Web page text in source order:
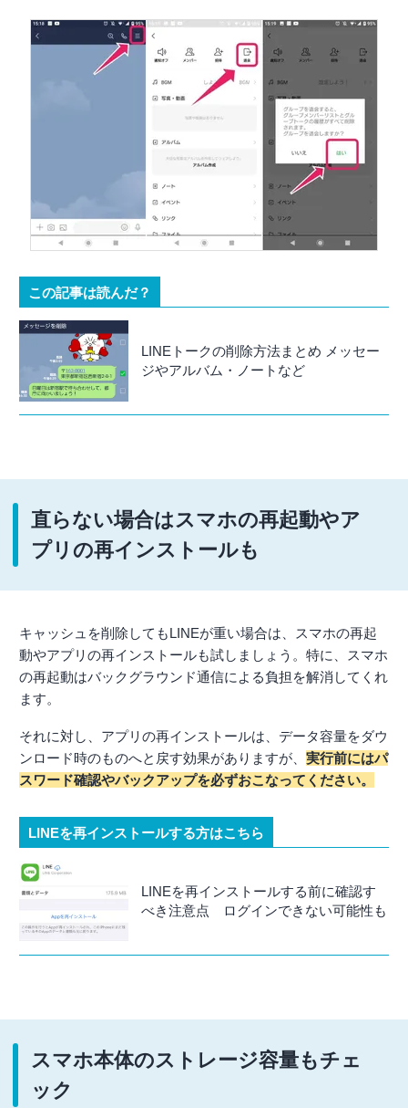
この記事は読んだ？
LINEトークの削除方法まとめ メッセー
ジやアルバム・ノートなど
直らない場合はスマホの再起動やア
プリの再インストールも
キャッシュを削除してもLINEが重い場合は、スマホの再起
動やアプリの再インストールも試しましょう。特に、スマホ
の再起動はバックグラウンド通信による負担を解消してくれ
ます。
それに対し、アプリの再インストールは、データ容量をダウ
ンロード時のものへと戻す効果がありますが、 実行前にはパ
スワード確認やバックアップを必ずおこなってください。
LINEを再インストールする方はこちら
LINEを再インストールする前に確認す
べき注意点 ログインできない可能性も
スマホ本体のストレージ容量もチェ
ック